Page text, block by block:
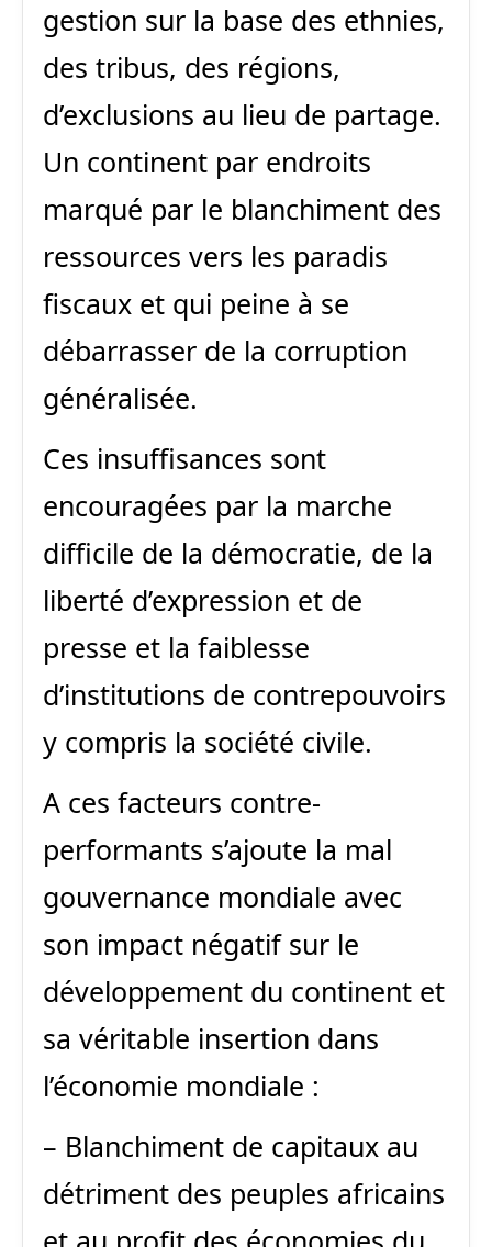
gestion sur la base des ethnies,
des tribus, des régions,
d’exclusions au lieu de partage.
Un continent par endroits
marqué par le blanchiment des
ressources vers les paradis
fiscaux et qui peine à se
débarrasser de la corruption
généralisée.
Ces insuffisances sont
encouragées par la marche
difficile de la démocratie, de la
liberté d’expression et de
presse et la faiblesse
d’institutions de contrepouvoirs
y compris la société civile.
A ces facteurs contre-
performants s’ajoute la mal
gouvernance mondiale avec
son impact négatif sur le
développement du continent et
sa véritable insertion dans
l’économie mondiale :
– Blanchiment de capitaux au
détriment des peuples africains